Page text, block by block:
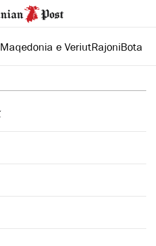
Maqedonia e VeriutRajoniBota